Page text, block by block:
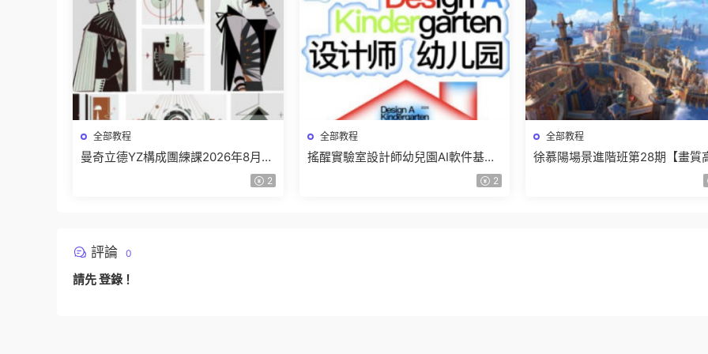
全部教程
曼奇立德YZ構成團練課2026年8月已
2
全部教程
搖醒實驗室設計師幼兒園AI軟件基礎
2
全部教程
徐慕陽場景進階班第28期【畫質
評論 0
請先登錄 ！